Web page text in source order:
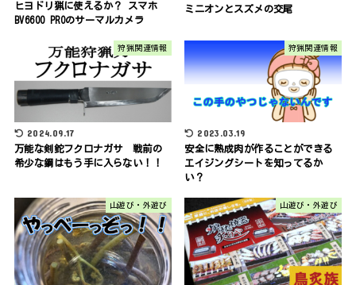
ヒヨドリ猟に使えるか？ スマホ
BV6600 PROのサーマルカメラ
ミニオンとスズメの交尾
狩猟関連情報
2024.09.17
万能な剣鉈フクロナガサ 戦前の
希少な鋼はもう手に入らない！！
狩猟関連情報
2023.03.19
安全に熟成肉が作ることができる
エイジングシートを知ってるか
い？
山遊び・外遊び 山遊び・外遊び